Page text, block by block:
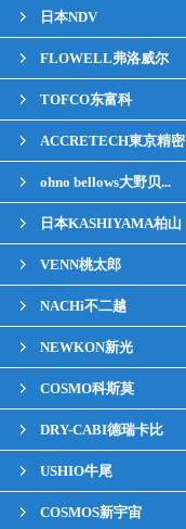
日本NDV
FLOWELL弗洛威尔
TOFCO东富科
ACCRETECH東京精密
ohno bellows大野贝...
日本KASHIYAMA柏山
VENN桃太郎
NACHi不二越
NEWKON新光
COSMO科斯莫
DRY-CABI德瑞卡比
USHIO牛尾
COSMOS新宇宙